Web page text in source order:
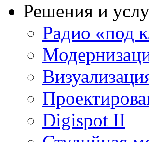
Решения и
Радио «под
Digispot II